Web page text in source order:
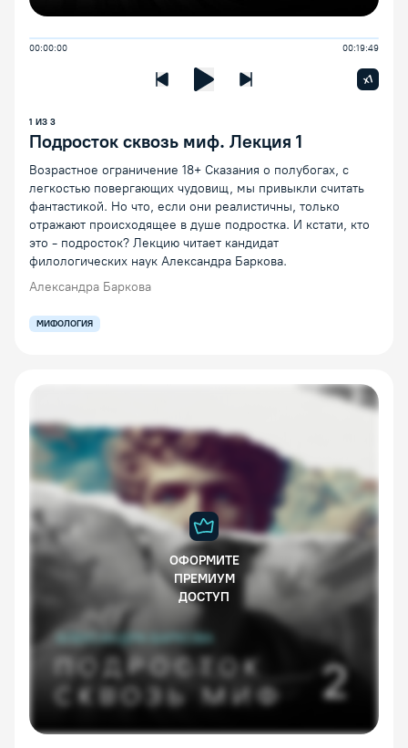
00:00:00 00:19:49
Предыдущая лекцияСледующая лекция
x1
1 ИЗ 3
Подросток сквозь миф. Лекция 1
Возрастное ограничение 18+ Сказания о полубогах, с
легкостью повергающих чудовищ, мы привыкли считать
фантастикой. Но что, если они реалистичны, только
отражают происходящее в душе подростка. И кстати, кто
это - подросток? Лекцию читает кандидат
филологических наук Александра Баркова.
Александра Баркова
МИФОЛОГИЯ
ОФОРМИТЕ
ПРЕМИУМ
ДОСТУП